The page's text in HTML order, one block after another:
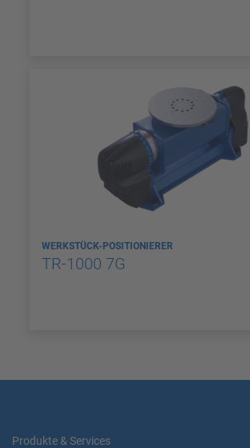
WERKSTÜCK-POSITIONIERER
TR-1000 7G
Produkte & Services